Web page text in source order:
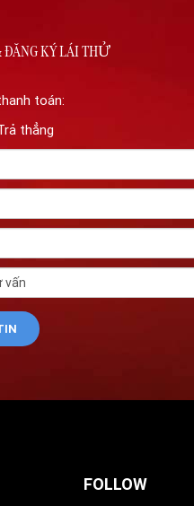
ĐĂNG KÝ LÁI THỬ
toán:
thẳng
FOLLOW